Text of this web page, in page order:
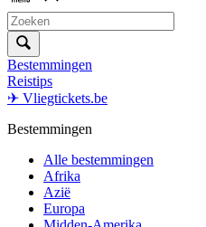
Bestemmingen
Reistips
✈ Vliegtickets.be
Bestemmingen
Alle bestemmingen
Afrika
Azië
Europa